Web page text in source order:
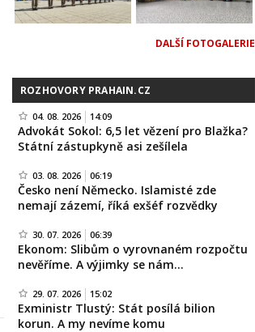
DALŠÍ FOTOGALERIE
ROZHOVORY PRAHAIN.CZ
04. 08. 2026 14:09
Advokát Sokol: 6,5 let vězení pro Blažka?
Státní zástupkyně asi zešílela
03. 08. 2026 06:19
Česko není Německo. Islamisté zde
nemají zázemí, říká exšéf rozvědky
30. 07. 2026 06:39
Ekonom: Slibům o vyrovnaném rozpočtu
nevěříme. A výjimky se nám…
29. 07. 2026 15:02
Exministr Tlustý: Stát posílá bilion
korun. A my nevíme komu